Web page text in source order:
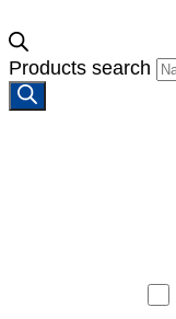
Products search